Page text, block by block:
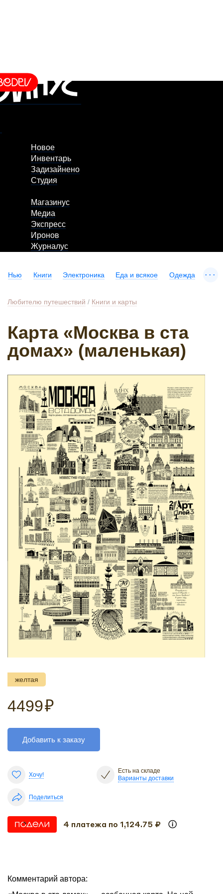
Новое
Инвентарь
Задизайнено
Студия
Магазинус
Медиа
Экспресс
Иронов
Журналус
Нью Книги Электроника Еда и всякое Одежда ...
Любителю путешествий / Книги и карты
Карта «Москва в ста
домах» (маленькая)
желтая
4499₽
Добавить к заказу
Хочу!
Есть на складе
Варианты доставки
Поделиться
4 платежа по 1,124.75 ₽
Комментарий автора: